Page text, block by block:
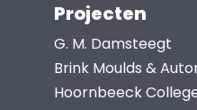
Projecten
G. M. Damsteegt
Brink Moulds &
Hoornbeeck